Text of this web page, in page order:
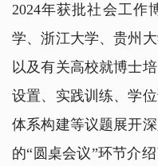
2024年获批社会工作
学、浙江大学、贵州
以及有关高校就博士
设置、实践训练、学
体系构建等议题展开
的“圆桌会议”环节介